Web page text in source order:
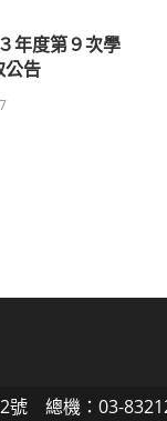
年度第９次學
公告
號 總機：03-